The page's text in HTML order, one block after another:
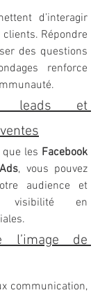
d’interagir
Répondre
des questions
renforce
leads et
les Facebook
, vous pouvez
audience et
visibilité en
l’image de
communication,